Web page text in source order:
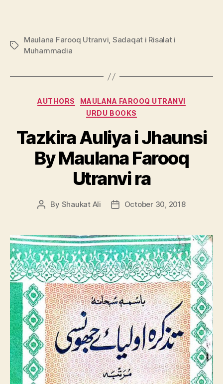
Tags
Maulana Farooq Utranvi, Sadaqat i Risalat i
Muhammadia
Categories
AUTHORS
MAULANA FAROOQ UTRANVI
URDU BOOKS
Tazkira Auliya i Jhaunsi
By Maulana Farooq
Utranvi ra
Post
By Shaukat Ali
PostOctober 30, 2018